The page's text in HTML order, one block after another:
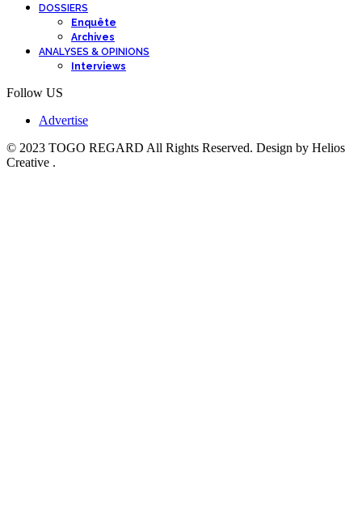
DOSSIERS
Enquête
Archives
ANALYSES & OPINIONS
Interviews
Follow US
Advertise
© 2023 TOGO REGARD All Rights Reserved. Design by Helios
Creative .